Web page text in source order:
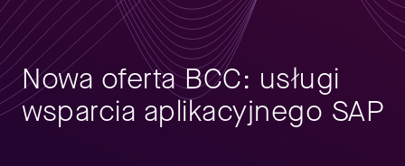
Nowa oferta BCC: usługi
wsparcia aplikacyjnego SAP